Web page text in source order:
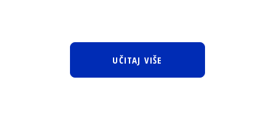
UČITAJ VIŠE